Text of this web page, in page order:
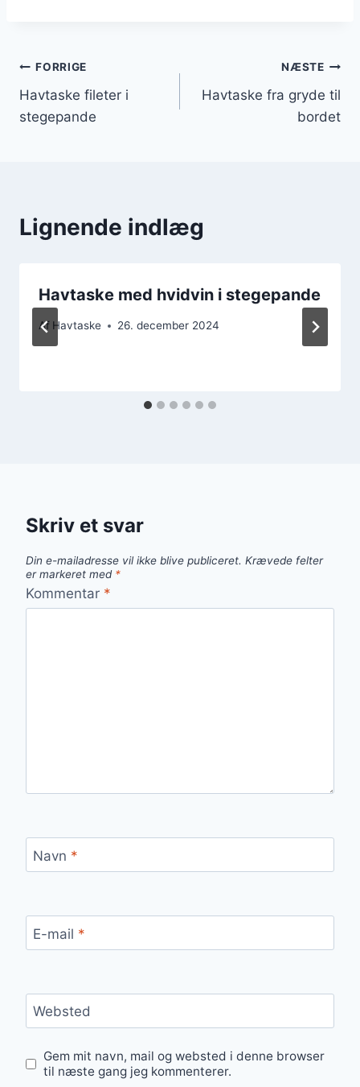
Indlægsnavigation
FORRIGE
Havtaske fileter i
stegepande
NÆSTE
Havtaske fra gryde til
bordet
Lignende indlæg
Havtaske med hvidvin i stegepande
Af Havtaske 26. december 2024
Skriv et svar
Din e-mailadresse vil ikke blive publiceret. Krævede felter
er markeret med *
Kommentar *
Navn *
E-mail *
Websted
Gem mit navn, mail og websted i denne browser
til næste gang jeg kommenterer.